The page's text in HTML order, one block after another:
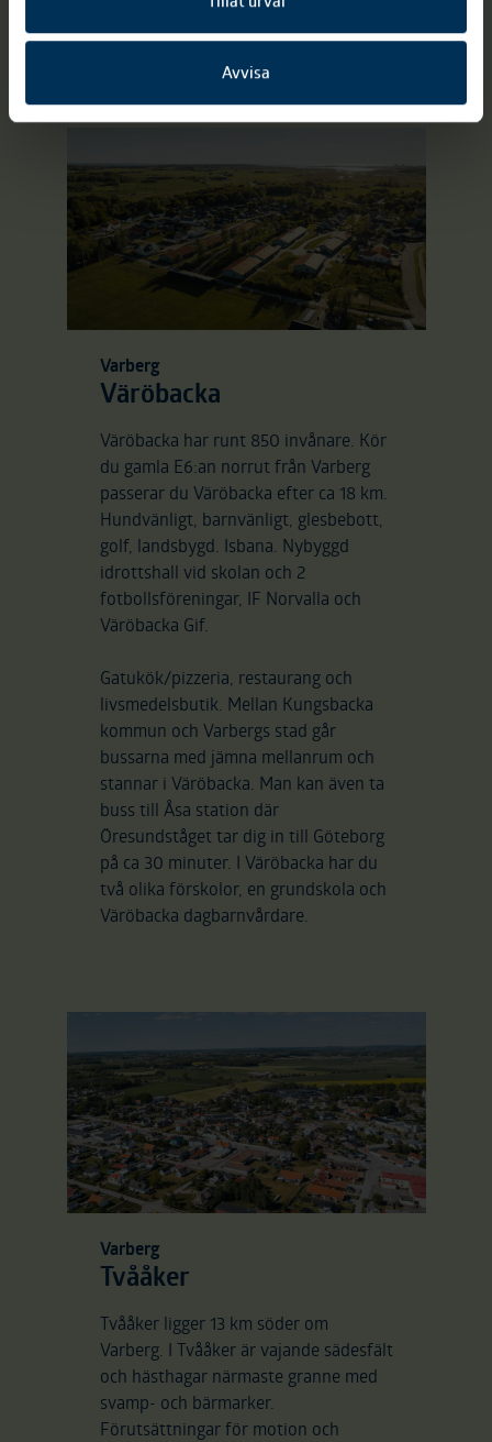
Avvisa
och ”cykelnätet” byggs ständigt ut.
Varberg
Väröbacka
Väröbacka har runt 850 invånare. Kör
du gamla E6:an norrut från Varberg
passerar du Väröbacka efter ca 18 km.
Hundvänligt, barnvänligt, glesbebott,
golf, landsbygd. Isbana. Nybyggd
idrottshall vid skolan och 2
fotbollsföreningar, IF Norvalla och
Väröbacka Gif.
Gatukök/pizzeria, restaurang och
livsmedelsbutik. Mellan Kungsbacka
kommun och Varbergs stad går
bussarna med jämna mellanrum och
stannar i Väröbacka. Man kan även ta
buss till Åsa station där
Öresundståget tar dig in till Göteborg
på ca 30 minuter. I Väröbacka har du
två olika förskolor, en grundskola och
Väröbacka dagbarnvårdare.
Varberg
Tvååker
Tvååker ligger 13 km söder om
Varberg. I Tvååker är vajande sädesfält
och hästhagar närmaste granne med
svamp- och bärmarker.
Förutsättningar för motion och